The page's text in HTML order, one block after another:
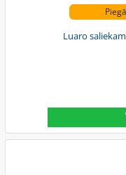
Luaro